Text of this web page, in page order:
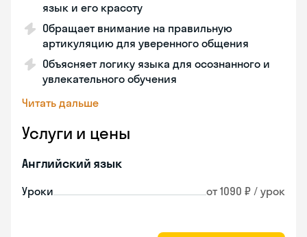
язык и его красоту
Обращает внимание на правильную
артикуляцию для уверенного общения
Объясняет логику языка для осознанного и
увлекательного обучения
Читать дальше
Услуги и цены
Английский язык
Уроки от 1090 ₽ / урок